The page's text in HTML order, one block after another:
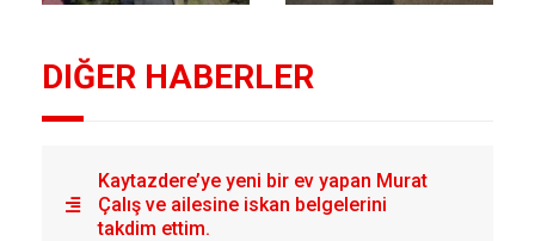
DIĞER HABERLER
Kaytazdere’ye yeni bir ev yapan Murat
Çalış ve ailesine iskan belgelerini
takdim ettim.